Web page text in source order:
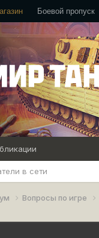
Боевой пропуск
в сети
Вопросы по игре